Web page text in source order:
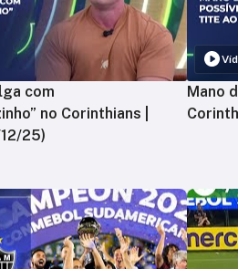
com
no Corinthians |
25)
Mano